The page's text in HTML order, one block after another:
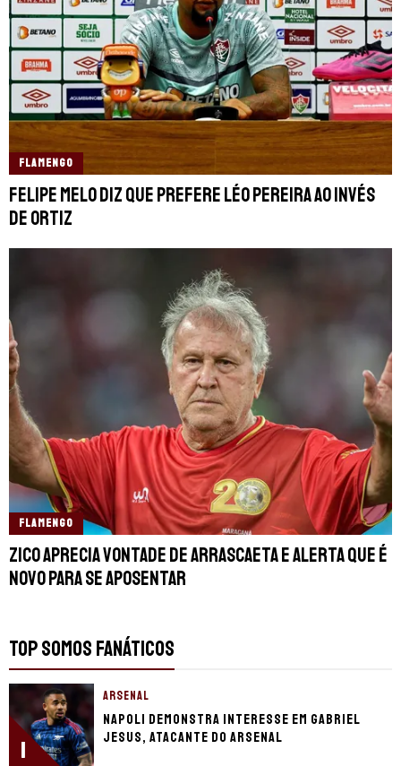
FLAMENGO
Felipe Melo diz que prefere Léo Pereira ao invés
de Ortiz
FLAMENGO
Zico aprecia vontade de Arrascaeta e alerta que é
novo para se aposentar
TOP SOMOS FANÁTICOS
1
ARSENAL
Napoli demonstra interesse em Gabriel
Jesus, atacante do Arsenal